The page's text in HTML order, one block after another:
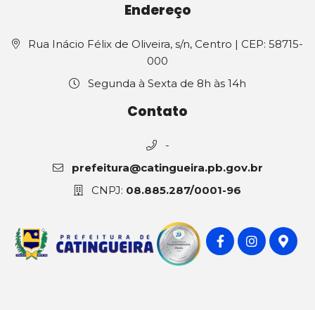
Endereço
Rua Inácio Félix de Oliveira, s/n, Centro | CEP: 58715-
000
Segunda à Sexta de 8h às 14h
Contato
-
prefeitura@catingueira.pb.gov.br
CNPJ: 08.885.287/0001-96